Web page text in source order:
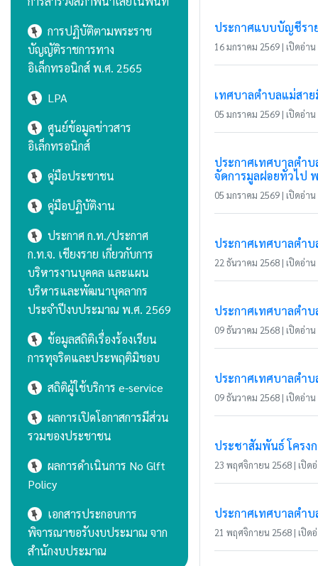
การปฏิบัติตามพระราช
บัญญัติราชการทาง
อิเล็กทรอนิกส์ พ.ศ. 2565
LPA
ศูนย์ข้อมูลข่าวสาร
อิเล็กทรอนิกส์
คู่มือประชาชน
คู่มือปฏิบัติงาน
ประกาศ ก.ท./ประกาศ
ก.ท.จ. เชียงราย เกี่ยวกับการ
บริหารงานบุคคล และแผน
บริหารและพัฒนาบุคลากร
ประจำปีงบประมาณ พ.ศ. 2569
ข้อมูลสถิติเรื่องร้องเรียน
การทุจริตและประพฤติมิชอบ
สถิติผู้ใช้บริการ e-service
ผลการเปิดโอกาสการมีส่วน
รวมของประชาชน
ผลการดำเนินการ No Glft
Policy
เอกสารประกอบการ
พิจารณาขอรับงบประมาณ จาก
สำนักงบประมาณ
ประกาศแบบบัญชีรา
16 มกราคม 2569 | เปิดอ่าน
เทศบาลตำบลแม่สา
05 มกราคม 2569 | เปิดอ่าน
ประกาศเทศบาลตำ
จัดการมูลฝอยทั่วไป
05 มกราคม 2569 | เปิดอ่าน
ประกาศเทศบาลตำ
22 ธันวาคม 2568 | เปิดอ่าน
ประกาศเทศบาลตำ
09 ธันวาคม 2568 | เปิดอ่าน
ประกาศเทศบาลตำ
09 ธันวาคม 2568 | เปิดอ่าน
ประชาสัมพันธ์ โครง
23 พฤศจิกายน 2568 | เปิด
ประกาศเทศบาลตำบ
21 พฤศจิกายน 2568 | เปิด